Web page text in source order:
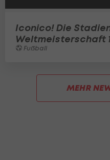
Iconico! Die
Weltmeisterschaft
Fußball
MEHR